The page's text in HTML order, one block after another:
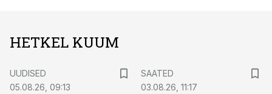
HETKEL KUUM
UUDISED
05.08.26, 09:13
SAATED
03.08.26, 11:17